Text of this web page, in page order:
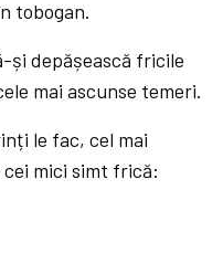
tobogan.
și depășească fricile
mai ascunse temeri.
le fac, cel mai
mici simt frică: